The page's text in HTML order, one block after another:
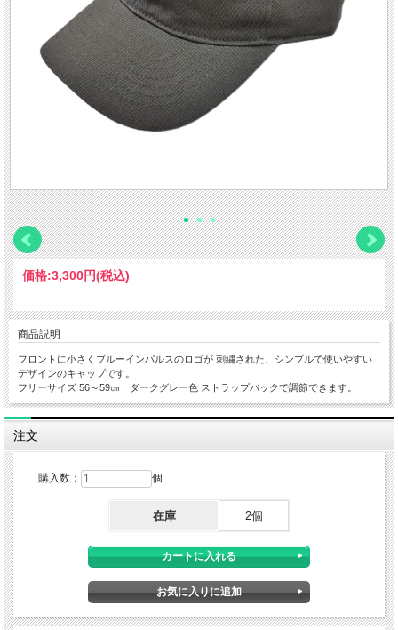
価格:3,300円(税込)
商品説明
フロントに小さくブルーインパルスのロゴが 刺繍された、シンプルで使いやすい
デザインのキャップです。
フリーサイズ 56～59㎝ ダークグレー色 ストラップバックで調節できます。
注文
購入数： 個
在庫 2個